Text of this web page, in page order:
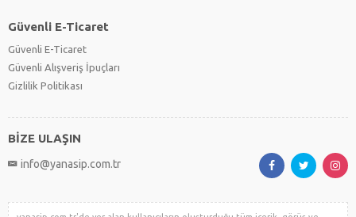
Güvenli E-Ticaret
Güvenli E-Ticaret
Güvenli Alışveriş İpuçları
Gizlilik Politikası
BİZE ULAŞIN
info@yanasip.com.tr